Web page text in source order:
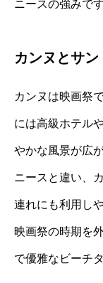
ニースの強みです
カンヌとサ
カンヌは映画祭
には高級ホテル
やかな風景が広
ニースと違い、
連れにも利用し
映画祭の時期を
で優雅なビーチ